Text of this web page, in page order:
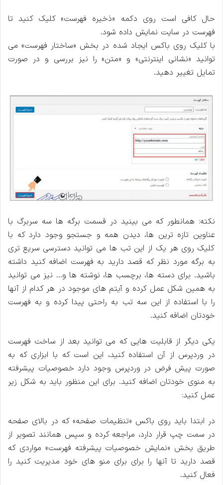
حال کافی است روی دکمه «ذخیره فهرست» کلیک کنید تا
فهرست در سایت نمایش داده شود.
با کلیک روی باکس ایجاد شده در بخش «ساختار فهرست» می
توانید «نشانی اینترنتی» و «متن» را نیز بررسی و در صورت
تمایل تغییر دهید.
نکته: همانطور که می ‌بینید در قسمت برگه ‌ها سه سربرگ با
عناوین تازه ‌ترین ‌ها، دیدن همه و جستجو وجود دارد که با
کلیک روی هر یک از این تب ‌ها می توانید دسترسی سریع تری
به برگه مورد نظر که قصد دارید به فهرست اضافه کنید داشته
باشید. برای دسته ‌ها، برچسب ‌ها، نوشته ‌ها و… نیز می توانید
به همین شکل عمل کرده و آیتم‌ های موجود در هر کدام از آنها
را با استفاده از این سه تب به راحتی پیدا کرده و به فهرست
خودتان اضافه کنید.
یکی دیگر از قابلیت ‌هایی که می توانید بعد از ساخت فهرست
در وردپرس از آن استفاده کنید، این است که با ابزاری که به
صورت پیش فرض در وردپرس وجود دارد خصوصیات پیشرفته
به منوی خودتان اضافه کنید. برای این منظور باید به شکل زیر
عمل کنید:
در ابتدا باید روی باکس «تنظیمات صفحه» که در بالای صفحه
در سمت چپ قرار دارد، مراجعه کرده و سپس همانند تصویر از
طریق بخش «نمایش خصوصیات پیشرفته فهرست» مواردی که
قصد دارید تا آنها را برای برای منو های خود مدیریت کنید را
فعال کنید.